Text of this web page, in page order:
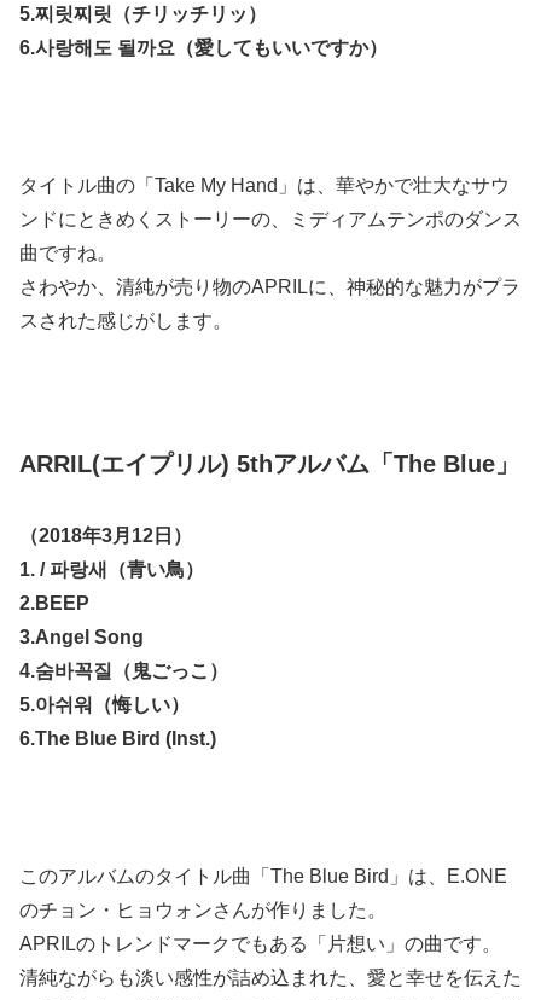
5.찌릿찌릿（チリッチリッ）
6.사랑해도 될까요（愛してもいいですか）
タイトル曲の「Take My Hand」は、華やかで壮大なサウ
ンドにときめくストーリーの、ミディアムテンポのダンス
曲ですね。
さわやか、清純が売り物のAPRILに、神秘的な魅力がプラ
スされた感じがします。
ARRIL(エイプリル) 5thアルバム「The Blue」
（2018年3月12日）
1. / 파랑새（青い鳥）
2.BEEP
3.Angel Song
4.숨바꼭질（鬼ごっこ）
5.아쉬워（悔しい）
6.The Blue Bird (Inst.)
このアルバムのタイトル曲「The Blue Bird」は、E.ONE
のチョン・ヒョウォンさんが作りました。
APRILのトレンドマークでもある「片想い」の曲です。
清純ながらも淡い感性が詰め込まれた、愛と幸せを伝えた